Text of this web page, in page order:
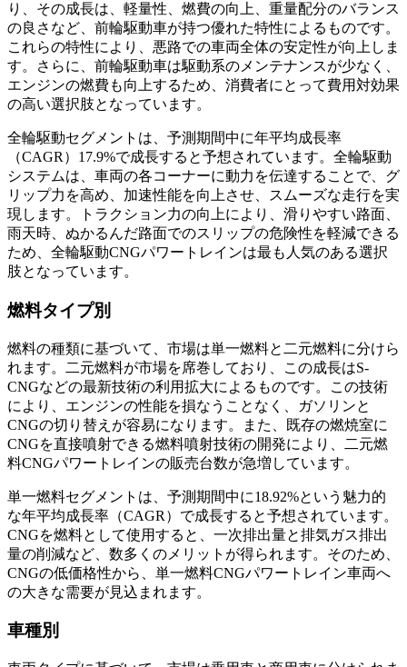
り、その成長は、軽量性、燃費の向上、重量配分のバランス
の良さなど、前輪駆動車が持つ優れた特性によるものです。
これらの特性により、悪路での車両全体の安定性が向上しま
す。さらに、前輪駆動車は駆動系のメンテナンスが少なく、
エンジンの燃費も向上するため、消費者にとって費用対効果
の高い選択肢となっています。
全輪駆動セグメントは、予測期間中に年平均成長率
（CAGR）17.9%で成長すると予想されています。全輪駆動
システムは、車両の各コーナーに動力を伝達することで、グ
リップ力を高め、加速性能を向上させ、スムーズな走行を実
現します。トラクション力の向上により、滑りやすい路面、
雨天時、ぬかるんだ路面でのスリップの危険性を軽減できる
ため、全輪駆動CNGパワートレインは最も人気のある選択
肢となっています。
燃料タイプ別
燃料の種類に基づいて、市場は単一燃料と二元燃料に分けら
れます。二元燃料が市場を席巻しており、この成長はS-
CNGなどの最新技術の利用拡大によるものです。この技術
により、エンジンの性能を損なうことなく、ガソリンと
CNGの切り替えが容易になります。また、既存の燃焼室に
CNGを直接噴射できる燃料噴射技術の開発により、二元燃
料CNGパワートレインの販売台数が急増しています。
単一燃料セグメントは、予測期間中に18.92%という魅力的
な年平均成長率（CAGR）で成長すると予想されています。
CNGを燃料として使用すると、一次排出量と排気ガス排出
量の削減など、数多くのメリットが得られます。そのため、
CNGの低価格性から、単一燃料CNGパワートレイン車両へ
の大きな需要が見込まれます。
車種別